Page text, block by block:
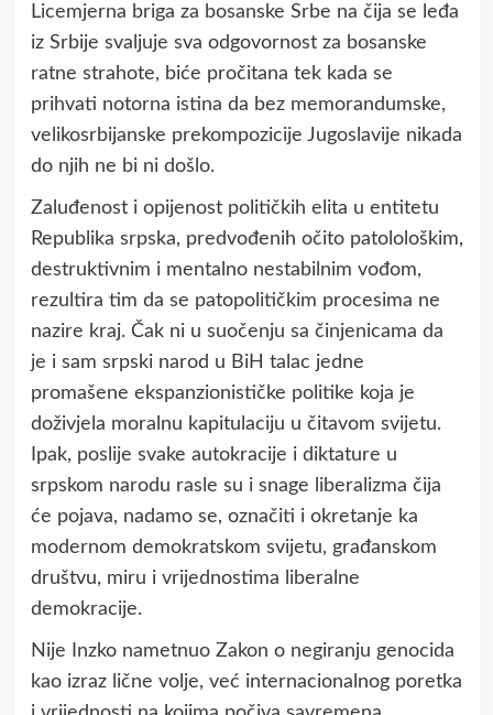
Licemjerna briga za bosanske Srbe na čija se leđa
iz Srbije svaljuje sva odgovornost za bosanske
ratne strahote, biće pročitana tek kada se
prihvati notorna istina da bez memorandumske,
velikosrbijanske prekompozicije Jugoslavije nikada
do njih ne bi ni došlo.
Zaluđenost i opijenost političkih elita u entitetu
Republika srpska, predvođenih očito patolološkim,
destruktivnim i mentalno nestabilnim vođom,
rezultira tim da se patopolitičkim procesima ne
nazire kraj. Čak ni u suočenju sa činjenicama da
je i sam srpski narod u BiH talac jedne
promašene ekspanzionističke politike koja je
doživjela moralnu kapitulaciju u čitavom svijetu.
Ipak, poslije svake autokracije i diktature u
srpskom narodu rasle su i snage liberalizma čija
će pojava, nadamo se, označiti i okretanje ka
modernom demokratskom svijetu, građanskom
društvu, miru i vrijednostima liberalne
demokracije.
Nije Inzko nametnuo Zakon o negiranju genocida
kao izraz lične volje, već internacionalnog poretka